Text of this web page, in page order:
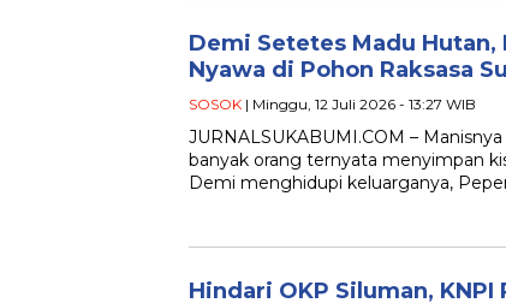
Demi Setetes Madu Hutan,
Nyawa di Pohon Raksasa
SOSOK | Minggu, 12 Juli 2026 - 13:27 WIB
JURNALSUKABUMI.COM –
banyak orang ternyata menyimpan
Demi menghidupi keluarganya,
Hindari OKP Siluman,